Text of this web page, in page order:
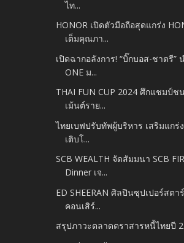
ไท...
HONOR เปิดตัวมือถือสุดแกร่ง
เต็มคุณภา...
เปิดฉากอลังการ! “บิ๊กบอส-ชาตรี”
ONE ม...
THAI FUN CUP 2024 ศึกแชมป์
เม้นต์ราย...
ไทยเบฟปรับทัพผู้บริหาร เสริมแกร่
เติบโ...
SCB WEALTH จัดสัมมนา SCB
Dinner เจ...
ED SHEERAN ศิลปินซุปเปอร์สต
คอนเสิร์...
สรุปภาวะตลาดตราสารหนี้ไทยปี